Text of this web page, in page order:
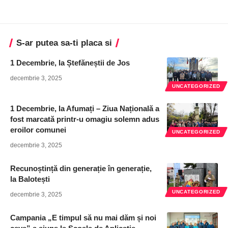
S-ar putea sa-ti placa si
UNCATEGORIZED
1 Decembrie, la Ștefăneștii de Jos
decembrie 3, 2025
UNCATEGORIZED
1 Decembrie, la Afumați – Ziua Națională a
fost marcată printr-u omagiu solemn adus
eroilor comunei
decembrie 3, 2025
UNCATEGORIZED
Recunoștință din generație în generație,
la Balotești
decembrie 3, 2025
Campania „E timpul să nu mai dăm și noi